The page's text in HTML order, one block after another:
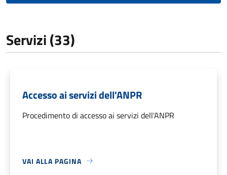
Servizi (33)
Accesso ai servizi dell'ANPR
Procedimento di accesso ai servizi dell'ANPR
VAI ALLA PAGINA